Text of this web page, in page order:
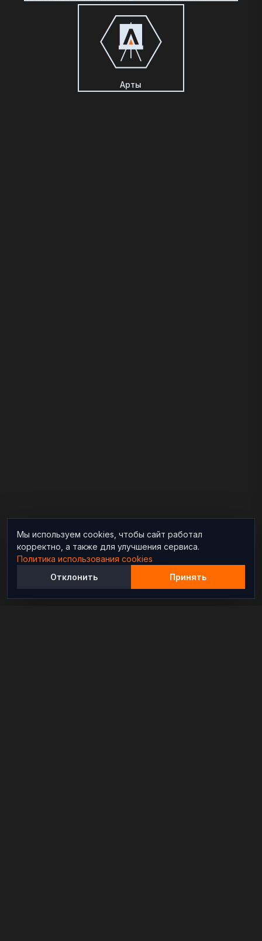
Арты
Мы используем cookies, чтобы сайт работал
корректно, а также для улучшения сервиса.
Политика использования cookies
Отклонить
Принять